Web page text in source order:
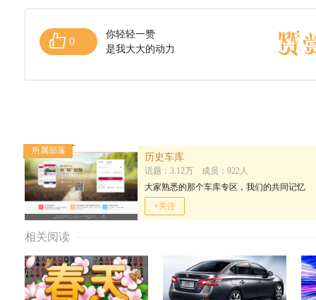
0
你轻轻一赞
是我大大的动力
所属部落
历史车库
话题：3.12万 成员：922人
大家熟悉的那个车库专区，我们的共同记忆
+关注
相关阅读